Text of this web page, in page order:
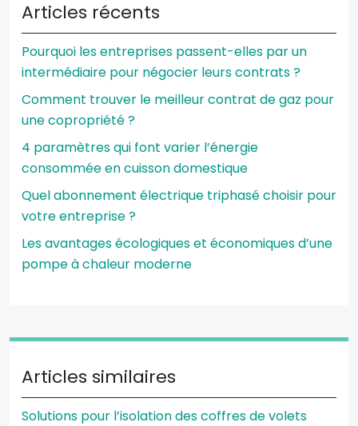
Articles récents
Pourquoi les entreprises passent-elles par un
intermédiaire pour négocier leurs contrats ?
Comment trouver le meilleur contrat de gaz pour
une copropriété ?
4 paramètres qui font varier l’énergie
consommée en cuisson domestique
Quel abonnement électrique triphasé choisir pour
votre entreprise ?
Les avantages écologiques et économiques d’une
pompe à chaleur moderne
Articles similaires
Solutions pour l’isolation des coffres de volets